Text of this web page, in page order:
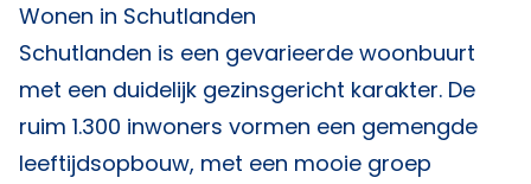
Wonen in Schutlanden
Schutlanden is een gevarieerde woonbuurt
met een duidelijk gezinsgericht karakter. De
ruim 1.300 inwoners vormen een gemengde
leeftijdsopbouw, met een mooie groep